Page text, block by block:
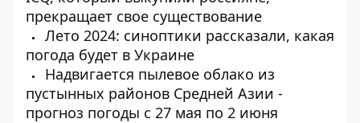
прекращает свое существование
Лето 2024: синоптики рассказали, какая
погода будет в Украине
Надвигается пылевое облако из
пустынных районов Средней Азии -
прогноз погоды с 27 мая по 2 июня